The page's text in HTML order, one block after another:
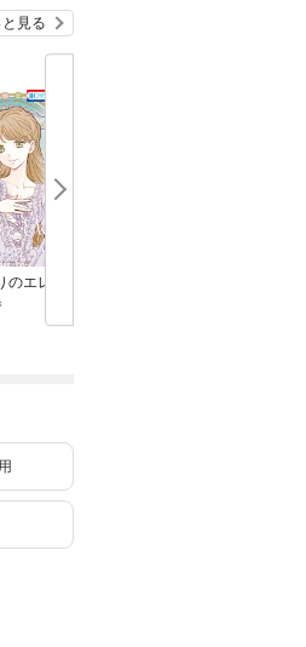
と見る
のエレナ